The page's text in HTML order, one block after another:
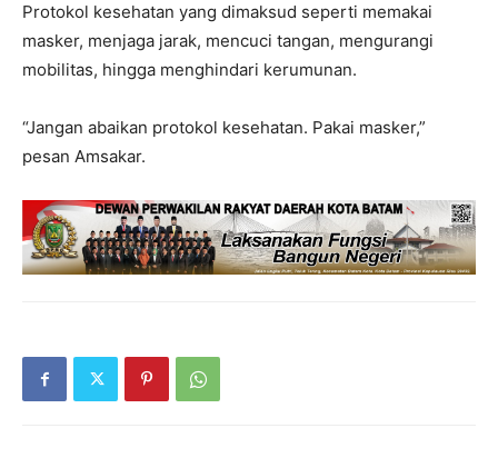
Protokol kesehatan yang dimaksud seperti memakai
masker, menjaga jarak, mencuci tangan, mengurangi
mobilitas, hingga menghindari kerumunan.
“Jangan abaikan protokol kesehatan. Pakai masker,”
pesan Amsakar.